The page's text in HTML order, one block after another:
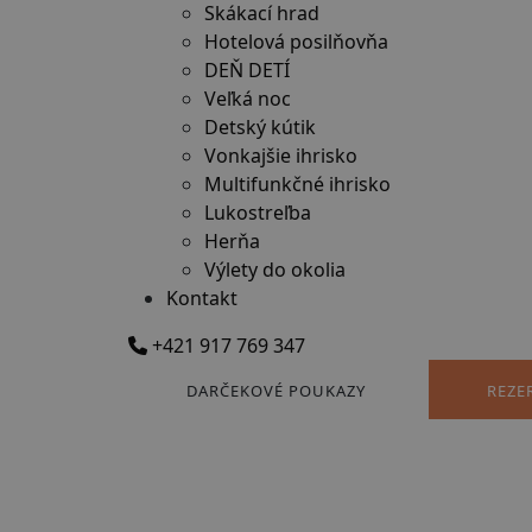
Skákací hrad
Hotelová posilňovňa
DEŇ DETÍ
Veľká noc
Detský kútik
Vonkajšie ihrisko
Multifunkčné ihrisko
Lukostreľba
Herňa
Výlety do okolia
Kontakt
+421 917 769 347
DARČEKOVÉ POUKAZY